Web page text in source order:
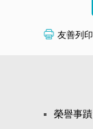
友善列印
榮譽事蹟